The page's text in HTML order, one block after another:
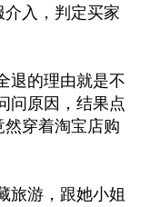
入，判定买家
退的理由就是不
问原因，结果点
穿着淘宝店购
旅游，跟她小姐